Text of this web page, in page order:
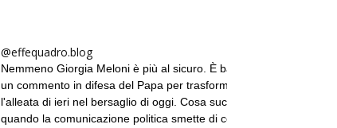
@effequadro.blog
Nemmeno Giorgia Meloni è più al sicuro. È bastato
un commento in difesa del Papa per trasformare
l'alleata di ieri nel bersaglio di oggi. Cosa succede
quando la comunicazione politica smette di colpire